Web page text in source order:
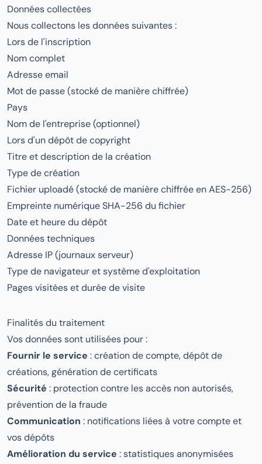
Données collectées
Nous collectons les données suivantes :
Lors de l'inscription
Nom complet
Adresse email
Mot de passe (stocké de manière chiffrée)
Pays
Nom de l'entreprise (optionnel)
Lors d'un dépôt de copyright
Titre et description de la création
Type de création
Fichier uploadé (stocké de manière chiffrée en AES-256)
Empreinte numérique SHA-256 du fichier
Date et heure du dépôt
Données techniques
Adresse IP (journaux serveur)
Type de navigateur et système d'exploitation
Pages visitées et durée de visite
Finalités du traitement
Vos données sont utilisées pour :
Fournir le service : création de compte, dépôt de
créations, génération de certificats
Sécurité : protection contre les accès non autorisés,
prévention de la fraude
Communication : notifications liées à votre compte et
vos dépôts
Amélioration du service : statistiques anonymisées